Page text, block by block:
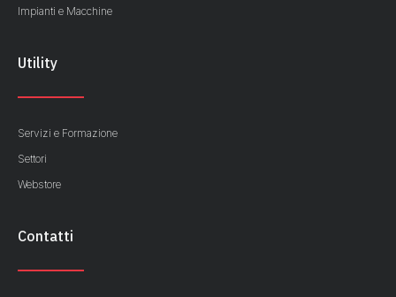
Impianti e Macchine
Utility
Servizi e Formazione
Settori
Webstore
Contatti